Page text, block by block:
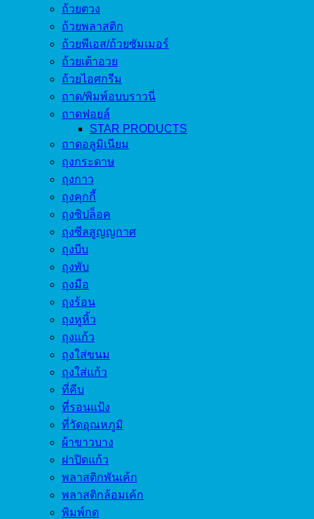
ถ้วยตวง
ถ้วยพลาสติก
ถ้วยพีเอส/ถ้วยซัมเมอร์
ถ้วยเต้าอวย
ถ้วยไอศกรีม
ถาด/พิมพ์อบบราวนี่
ถาดฟอยล์
STAR PRODUCTS
ถาดอลูมิเนียม
ถุงกระดาษ
ถุงกาว
ถุงคุกกี้
ถุงซิปล็อค
ถุงซีลสูญญกาศ
ถุงบีบ
ถุงพับ
ถุงมือ
ถุงร้อน
ถุงหูหิ้ว
ถุงแก้ว
ถุงใส่ขนม
ถุงใส่แก้ว
ที่คีบ
ที่รอนแป้ง
ที่วัดอุณหภูมิ
ผ้าขาวบาง
ฝาปิดแก้ว
พลาสติกพันเค้ก
พลาสติกล้อมเค้ก
พิมพ์กด